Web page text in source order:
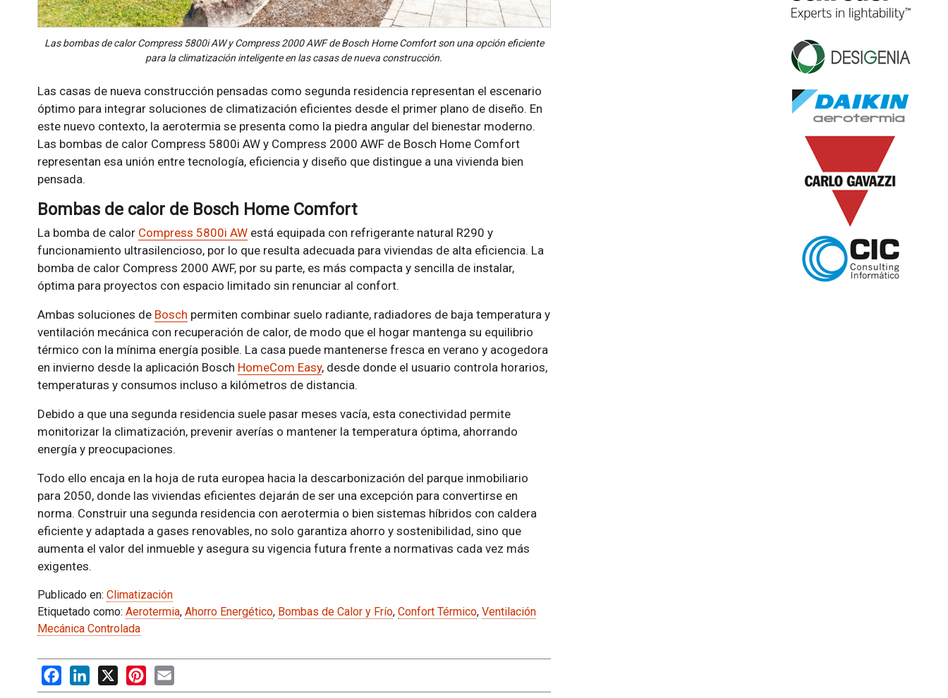
Las bombas de calor Compress 5800i AW y Compress 2000 AWF de Bosch Home Comfort son una opción eficiente
para la climatización inteligente en las casas de nueva construcción.
Las casas de nueva construcción pensadas como segunda residencia representan el escenario
óptimo para integrar soluciones de climatización eficientes desde el primer plano de diseño. En
este nuevo contexto, la aerotermia se presenta como la piedra angular del bienestar moderno.
Las bombas de calor Compress 5800i AW y Compress 2000 AWF de Bosch Home Comfort
representan esa unión entre tecnología, eficiencia y diseño que distingue a una vivienda bien
pensada.
Bombas de calor de Bosch Home Comfort
La bomba de calor Compress 5800i AWestá equipada con refrigerante natural R290 y
funcionamiento ultrasilencioso, por lo que resulta adecuada para viviendas de alta eficiencia. La
bomba de calor Compress 2000 AWF, por su parte, es más compacta y sencilla de instalar,
óptima para proyectos con espacio limitado sin renunciar al confort.
Ambas soluciones de Bosch permiten combinar suelo radiante, radiadores de baja temperatura y
ventilación mecánica con recuperación de calor, de modo que el hogar mantenga su equilibrio
térmico con la mínima energía posible. La casa puede mantenerse fresca en verano y acogedora
en invierno desde la aplicación Bosch HomeCom Easy, desde donde el usuario controla horarios,
temperaturas y consumos incluso a kilómetros de distancia.
Debido a que una segunda residencia suele pasar meses vacía, esta conectividad permite
monitorizar la climatización, prevenir averías o mantener la temperatura óptima, ahorrando
energía y preocupaciones.
Todo ello encaja en la hoja de ruta europea hacia la descarbonización del parque inmobiliario
para 2050, donde las viviendas eficientes dejarán de ser una excepción para convertirse en
norma. Construir una segunda residencia con aerotermia o bien sistemas híbridos con caldera
eficiente y adaptada a gases renovables, no solo garantiza ahorro y sostenibilidad, sino que
aumenta el valor del inmueble y asegura su vigencia futura frente a normativas cada vez más
exigentes.
Publicado en: Climatización
Etiquetado como: Aerotermia, Ahorro Energético, Bombas de Calor y Frío, Confort Térmico, Ventilación
Mecánica Controlada
FacebookLinkedIn
X PinterestEmail